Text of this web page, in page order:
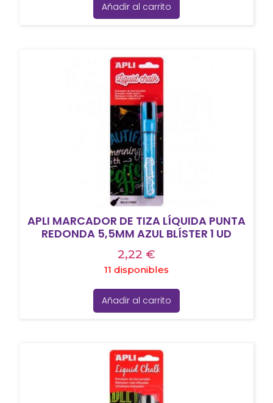
Añadir al carrito
APLI MARCADOR DE TIZA LÍQUIDA PUNTA
REDONDA 5,5MM AZUL BLÍSTER 1 UD
2,22 €
11 disponibles
Añadir al carrito